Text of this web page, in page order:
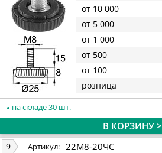
от 10 000
от 5 000
от 1 000
от 500
от 100
розница
на складе 30 шт.
В КОРЗИНУ >
9 Артикул: 22М8-20ЧС